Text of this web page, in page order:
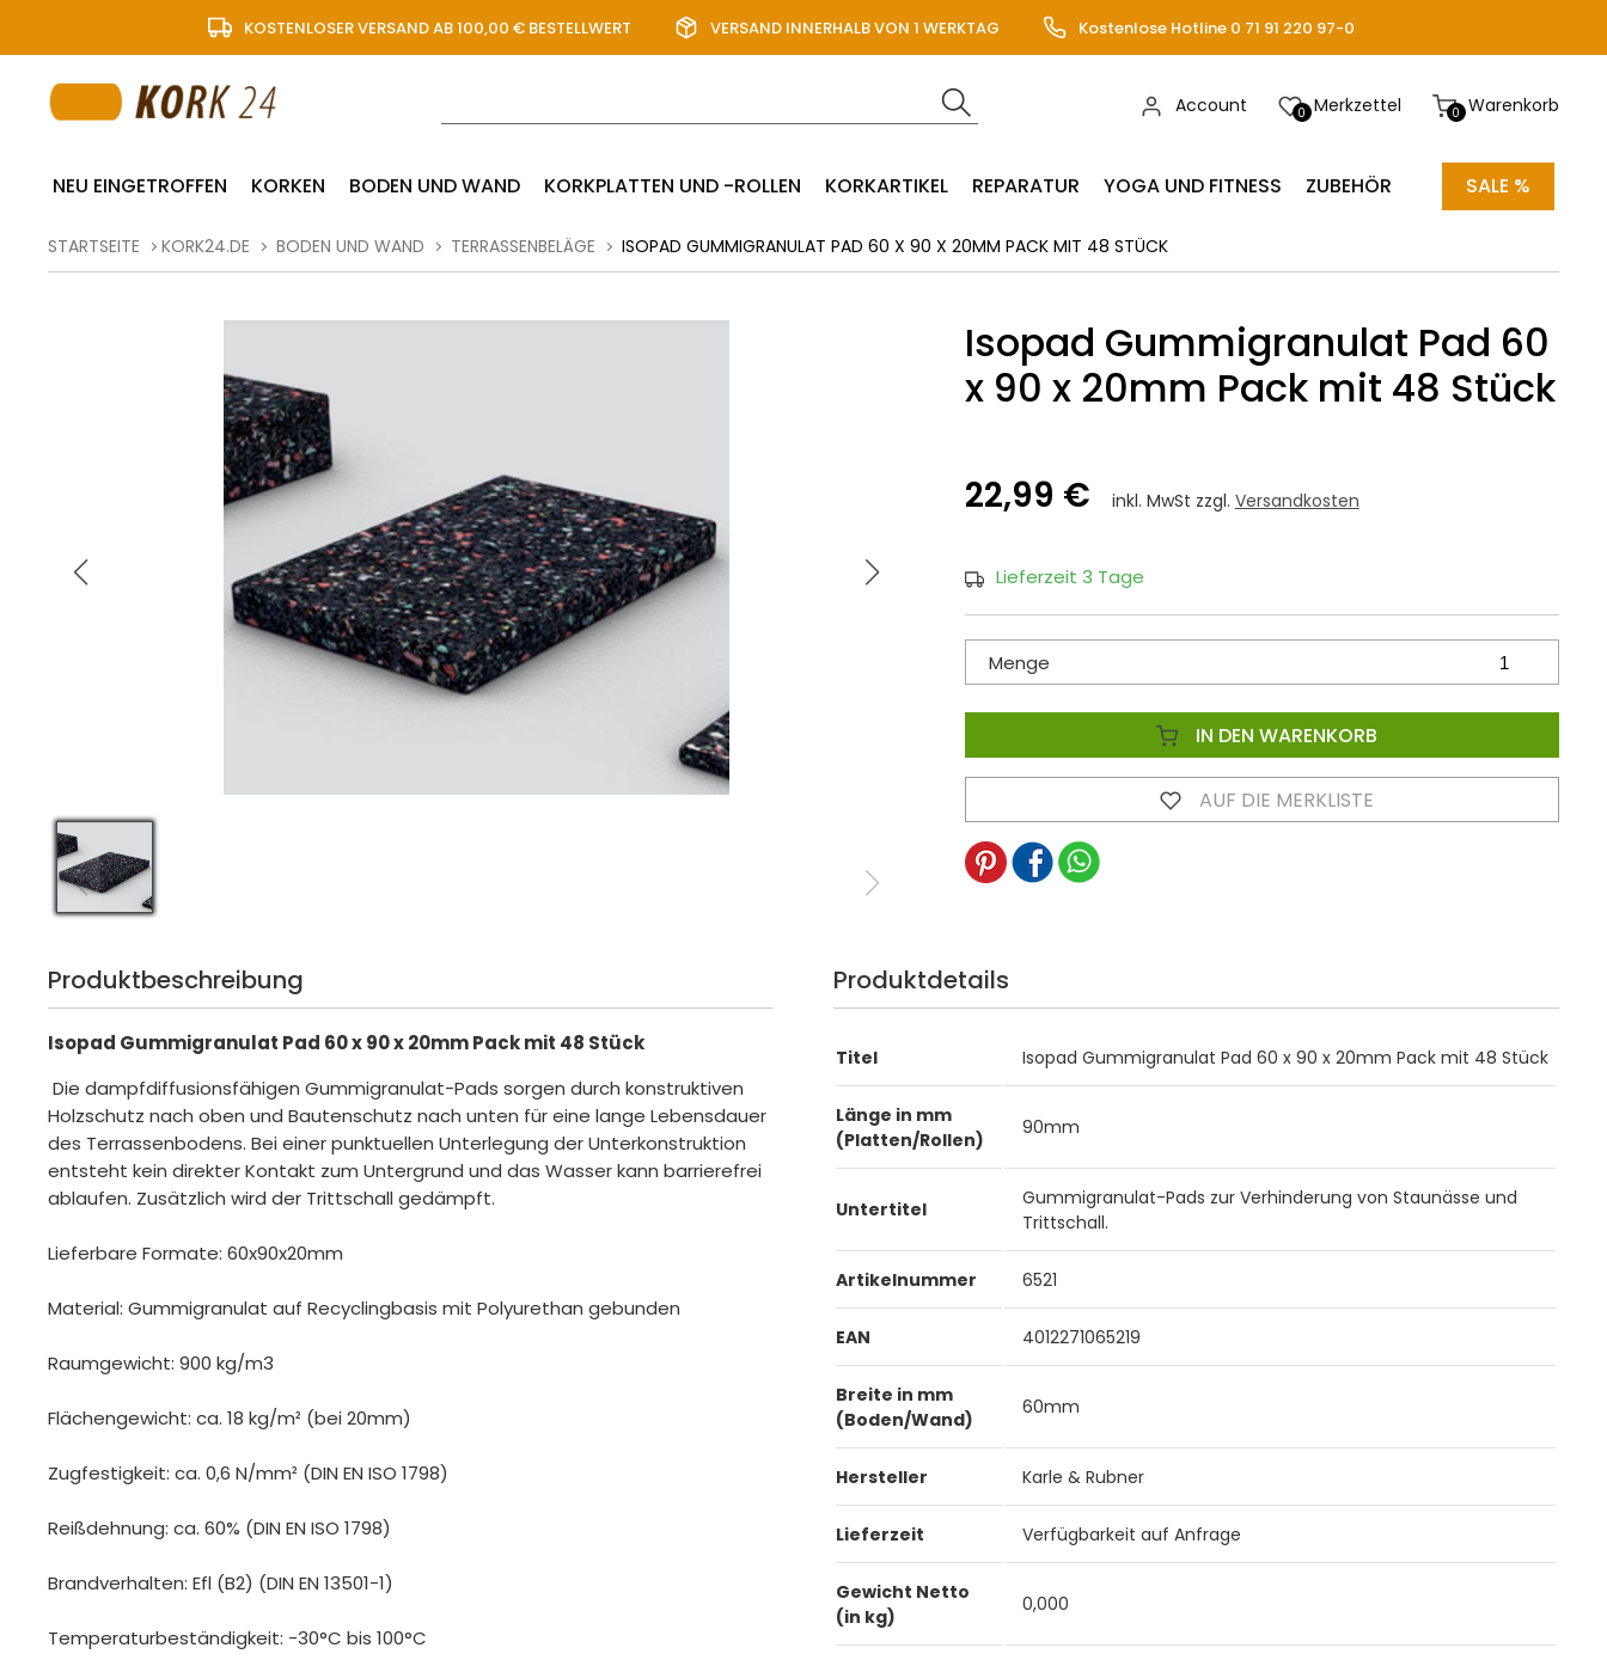
KOSTENLOSER VERSAND AB 100,00 € BESTELLWERT VERSAND INNERHALB VON 1 WERKTAG Kostenlose Hotline 0 71 91 220 97-0
0 Warenkorb
0 Merkzettel
Account
NEU EINGETROFFEN KORKEN BODEN UND WAND KORKPLATTEN UND -ROLLEN KORKARTIKEL REPARATUR YOGA UND FITNESS ZUBEHÖR SALE %
STARTSEITE KORK24.DE BODEN UND WAND TERRASSENBELÄGE ISOPAD GUMMIGRANULAT PAD 60 X 90 X 20MM PACK MIT 48 STÜCK
Isopad Gummigranulat Pad 60
x 90 x 20mm Pack mit 48 Stück
22,99 € inkl. MwSt zzgl. Versandkosten
Lieferzeit 3 Tage
Menge
IN DEN WARENKORB
AUF DIE MERKLISTE
Produktbeschreibung
Isopad Gummigranulat Pad 60 x 90 x 20mm Pack mit 48 Stück
Die dampfdiffusionsfähigen Gummigranulat-Pads sorgen durch konstruktiven
Holzschutz nach oben und Bautenschutz nach unten für eine lange Lebensdauer
des Terrassenbodens. Bei einer punktuellen Unterlegung der Unterkonstruktion
entsteht kein direkter Kontakt zum Untergrund und das Wasser kann barrierefrei
ablaufen. Zusätzlich wird der Trittschall gedämpft.
Lieferbare Formate: 60x90x20mm
Material: Gummigranulat auf Recyclingbasis mit Polyurethan gebunden
Raumgewicht: 900 kg/m3
Flächengewicht: ca. 18 kg/m² (bei 20mm)
Zugfestigkeit: ca. 0,6 N/mm² (DIN EN ISO 1798)
Reißdehnung: ca. 60% (DIN EN ISO 1798)
Brandverhalten: Efl (B2) (DIN EN 13501-1)
Temperaturbeständigkeit: -30°C bis 100°C
Produktdetails
Titel Isopad Gummigranulat Pad 60 x 90 x 20mm Pack mit 48 Stück
Länge in mm
(Platten/Rollen)
90mm
Untertitel
Gummigranulat-Pads zur Verhinderung von Staunässe und
Trittschall.
Artikelnummer 6521
EAN 4012271065219
Breite in mm
(Boden/Wand)
60mm
Hersteller Karle & Rubner
Lieferzeit Verfügbarkeit auf Anfrage
Gewicht Netto
(in kg)
0,000